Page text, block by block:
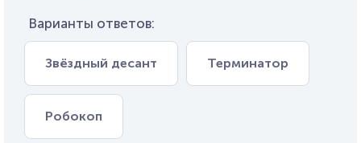
Варианты ответов:
Звёздный десант Терминатор
Робокоп